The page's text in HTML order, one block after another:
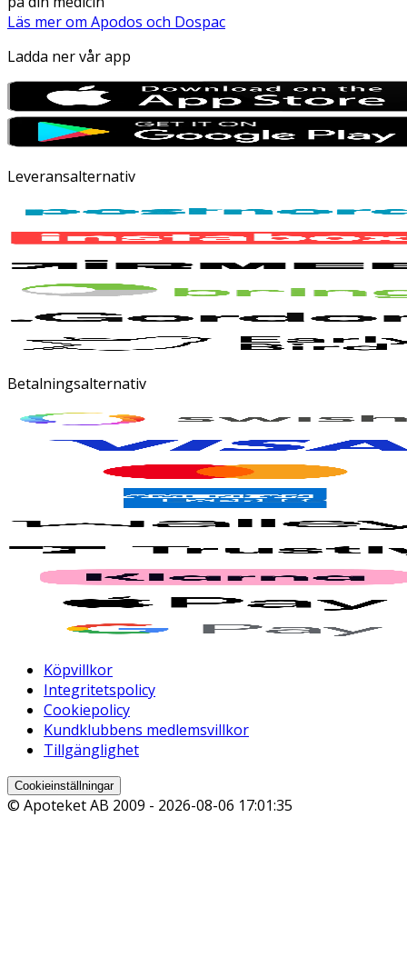
Läs mer om Apodos och Dospac
Ladda ner vår app
Leveransalternativ
Betalningsalternativ
Köpvillkor
Integritetspolicy
Cookiepolicy
Kundklubbens medlemsvillkor
Tillgänglighet
Cookieinställningar
© Apoteket AB 2009 - 2026-08-06 17:01:35